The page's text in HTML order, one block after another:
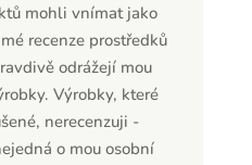
mohli vnímat jako
recenze prostředků
odrážejí mou
Výrobky, které
nerecenzuji -
o mou osobní